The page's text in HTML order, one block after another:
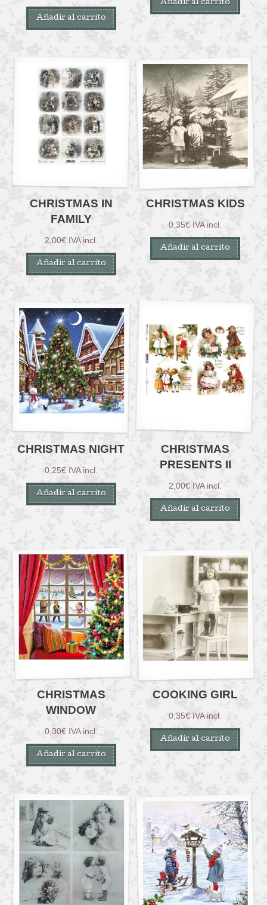
Añadir al carrito
Añadir al carrito
CHRISTMAS IN
FAMILY
2,00€ IVA incl.
Añadir al carrito
CHRISTMAS KIDS
0,35€ IVA incl.
Añadir al carrito
CHRISTMAS NIGHT
0,25€ IVA incl.
Añadir al carrito
CHRISTMAS
PRESENTS II
2,00€ IVA incl.
Añadir al carrito
CHRISTMAS
WINDOW
0,30€ IVA incl.
Añadir al carrito
COOKING GIRL
0,35€ IVA incl.
Añadir al carrito